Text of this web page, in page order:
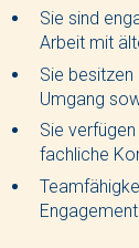
Sie sind
Arbeit mit
Sie besitzen
Umgang
Sie
fachliche